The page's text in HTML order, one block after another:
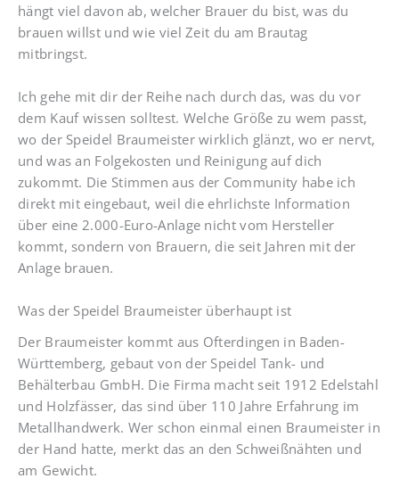
hängt viel davon ab, welcher Brauer du bist, was du
brauen willst und wie viel Zeit du am Brautag
mitbringst.
Ich gehe mit dir der Reihe nach durch das, was du vor
dem Kauf wissen solltest. Welche Größe zu wem passt,
wo der Speidel Braumeister wirklich glänzt, wo er nervt,
und was an Folgekosten und Reinigung auf dich
zukommt. Die Stimmen aus der Community habe ich
direkt mit eingebaut, weil die ehrlichste Information
über eine 2.000-Euro-Anlage nicht vom Hersteller
kommt, sondern von Brauern, die seit Jahren mit der
Anlage brauen.
Was der Speidel Braumeister überhaupt ist
Der Braumeister kommt aus Ofterdingen in Baden-
Württemberg, gebaut von der Speidel Tank- und
Behälterbau GmbH. Die Firma macht seit 1912 Edelstahl
und Holzfässer, das sind über 110 Jahre Erfahrung im
Metallhandwerk. Wer schon einmal einen Braumeister in
der Hand hatte, merkt das an den Schweißnähten und
am Gewicht.